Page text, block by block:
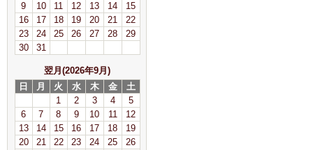
9
10 11 12 13 14
15
16
17 18 19 20 21
22
23
24 25 26 27 28
29
30
31
翌月(2026年9月)
日
月 火 水 木 金
土
1
2 3 4
5
6
7 8 9 10 11
12
13
14 15 16 17 18
19
20
21 22 23 24 25
26